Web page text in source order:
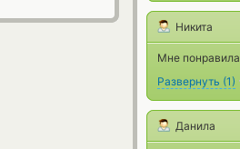
Никита
Мне
Развернуть (1)
Данила